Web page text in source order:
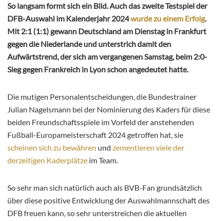
So langsam formt sich ein Bild. Auch das zweite Testspiel der
DFB-Auswahl im Kalenderjahr 2024wurde zu einem Erfolg.
Mit 2:1 (1:1) gewann Deutschland am Dienstag in Frankfurt
gegen die Niederlande und unterstrich damit den
Aufwärtstrend, der sich am vergangenen Samstag, beim 2:0-
Sieg gegen Frankreich in Lyon schon angedeutet hatte.
Die mutigen Personalentscheidungen, die Bundestrainer
Julian Nagelsmann bei der Nominierung des Kaders für diese
beiden Freundschaftsspiele im Vorfeld der anstehenden
Fußball-Europameisterschaft 2024 getroffen hat, sie
scheinen sich zu bewähren und zementieren viele der
derzeitigen Kaderplätze im Team.
So sehr man sich natürlich auch als BVB-Fan grundsätzlich
über diese positive Entwicklung der Auswahlmannschaft des
DFB freuen kann, so sehr unterstreichen die aktuellen